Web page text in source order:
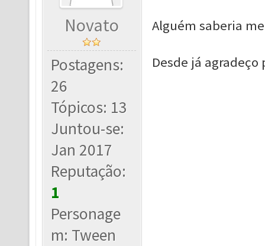
Novato
Postagens:
26
Tópicos: 13
Juntou-se:
Jan 2017
Reputação:
1
Personage
m: Tween
Alguém saberia
Desde já